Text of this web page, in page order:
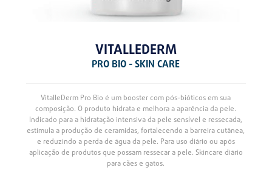
VITALLEDERM
PRO BIO - SKIN CARE
VitalleDerm Pro Bio é um booster com pós-bióticos em sua
composição. O produto hidrata e melhora a aparência da pele.
Indicado para a hidratação intensiva da pele sensível e ressecada,
estimula a produção de ceramidas, fortalecendo a barreira cutânea,
e reduzindo a perda de água da pele. Para uso diário ou após
aplicação de produtos que possam ressecar a pele. Skincare diário
para cães e gatos.